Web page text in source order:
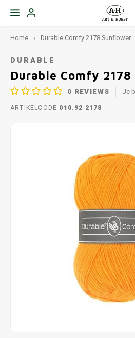
Home Durable Comfy 2178 Sunflower
DURABLE
Durable Comfy
0 REVIEWS Je
ARTIKELCODE 010.92 2178